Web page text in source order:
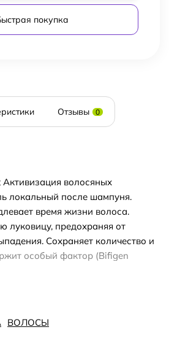
покупка
Отзывы 0
волосяных
локальный после шампуня.
время жизни волоса.
луковицу, предохраняя от
Сохраняет количество и
особый фактор (Bifigen
ингибитор 5-альфа редуктазы
Post от преждевременного
ВОЛОСЫ